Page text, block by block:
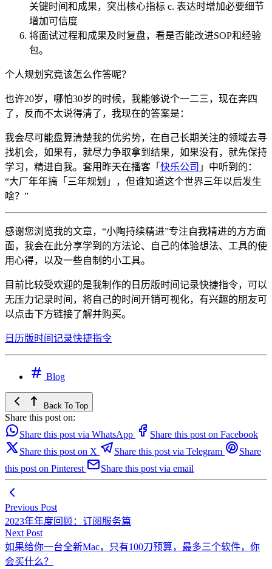
关键时间和成果，突出核心指标 c. 表达时增加必要细节
增加可信度
将面试过程和成果及时复盘，看是否能改进SOP和经验
包。
个人规划究竟该怎么作答呢？
也许20岁，哪怕30岁的时候，我能够说个一二三，现在奔四
了，反而不太说得清了，我现在的答案是：
我会尽可能盘算清楚我的优劣势，在自己长期关注的领域去寻
找机会，如果有，就尽力争取拿到结果，如果没有，就先保持
学习，精进自我。套用昨天在播客「 快乐公司 」中听到的：
“大厂年年搞「三年规划」，但谁知道这个世界三年以后发生
啥？”
感谢您浏览我的文章，“小陶持续精进”专注自我精进的方方面
面，我会在此分享学到的方法论、自己的体验想法、工具的使
用心得，以及一些自制的小工具。
目前比较受欢迎的是我制作的日历版时间记录快捷指令，可以
无压力记录时间，将自己的时间开销可视化，有兴趣的朋友可
以点击下方链接了解并购买。
日历版时间记录快捷指令
Blog
Back To Top
Share this post on:
Share this post via WhatsApp
Share this post on Facebook
Share this post on X
Share this post via Telegram
Share
this post on Pinterest
Share this post via email
Previous Post
2023年年度回顾：订阅服务篇
Next Post
如果给你一台全新Mac，只有100刀预算，最多三个软件，你
会买什么？